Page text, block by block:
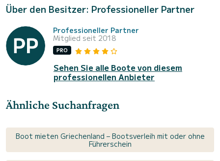
Über den Besitzer: Professioneller Partner
Professioneller Partner
Mitglied seit 2018
PRO
Sehen Sie alle Boote von diesem
professionellen Anbieter
Ähnliche Suchanfragen
Boot mieten Griechenland – Bootsverleih mit oder ohne
Führerschein